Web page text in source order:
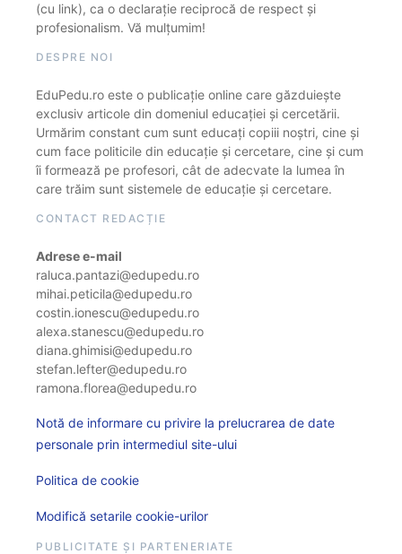
(cu link), ca o declarație reciprocă de respect și
profesionalism. Vă mulțumim!
DESPRE NOI
EduPedu.ro este o publicație online care găzduiește
exclusiv articole din domeniul educației și cercetării.
Urmărim constant cum sunt educați copiii noștri, cine și
cum face politicile din educație și cercetare, cine și cum
îi formează pe profesori, cât de adecvate la lumea în
care trăim sunt sistemele de educație și cercetare.
CONTACT REDACȚIE
Adrese e-mail
raluca.pantazi@edupedu.ro
mihai.peticila@edupedu.ro
costin.ionescu@edupedu.ro
alexa.stanescu@edupedu.ro
diana.ghimisi@edupedu.ro
stefan.lefter@edupedu.ro
ramona.florea@edupedu.ro
Notă de informare cu privire la prelucrarea de date
personale prin intermediul site-ului
Politica de cookie
Modifică setarile cookie-urilor
PUBLICITATE ȘI PARTENERIATE